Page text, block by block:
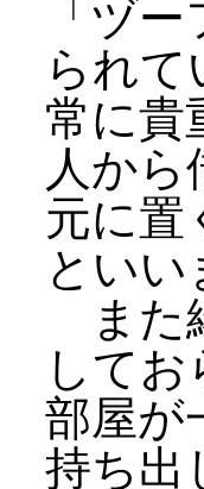
「ヅ
られ
常に貴
人か
元に置
といい
また
して
部屋が
持ち出